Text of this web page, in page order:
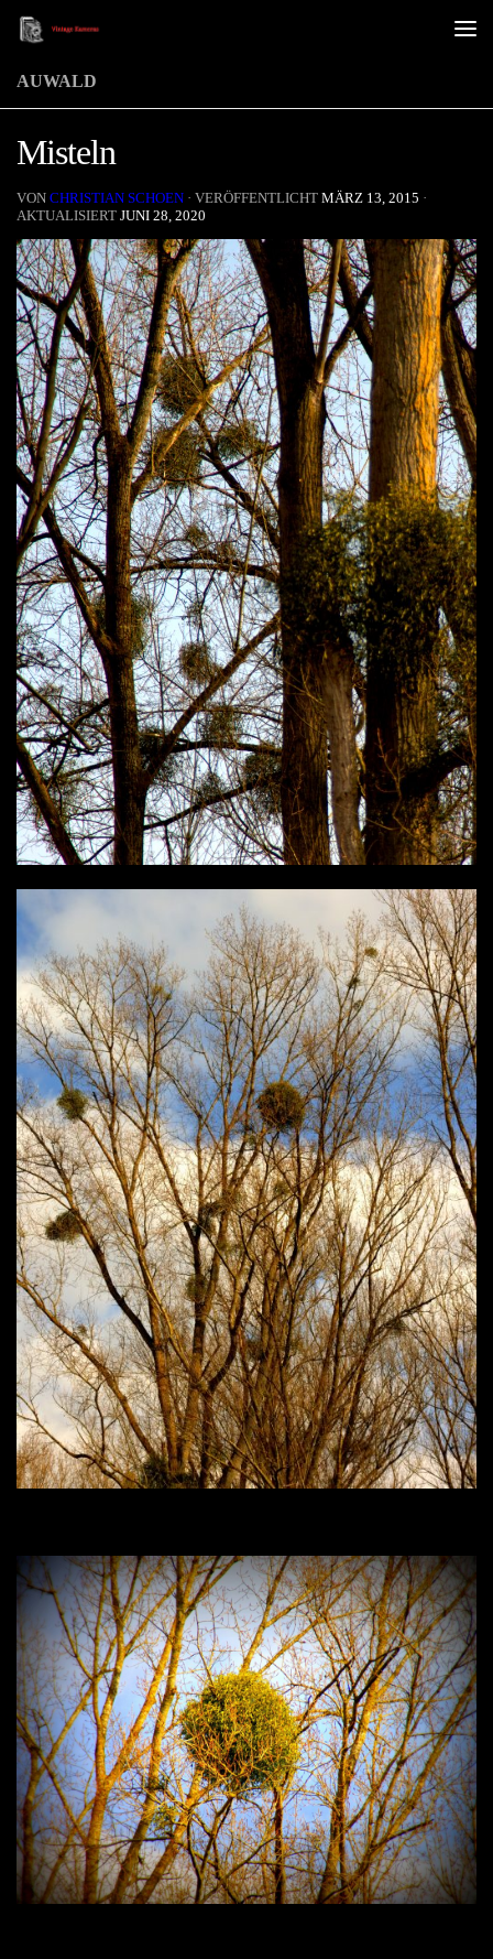
Unter dem Inhalt
AUWALD
Misteln
VON CHRISTIAN SCHOEN · VERÖFFENTLICHT MÄRZ 13, 2015 ·
AKTUALISIERT JUNI 28, 2020